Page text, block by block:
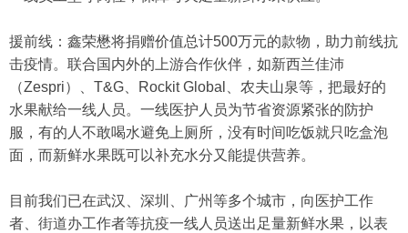
援前线：鑫荣懋将捐赠价值总计500万元的款物，助力前线抗
击疫情。联合国内外的上游合作伙伴，如新西兰佳沛
（Zespri）、T&G、Rockit Global、农夫山泉等，把最好的
水果献给一线人员。一线医护人员为节省资源紧张的防护
服，有的人不敢喝水避免上厕所，没有时间吃饭就只吃盒泡
面，而新鲜水果既可以补充水分又能提供营养。
目前我们已在武汉、深圳、广州等多个城市，向医护工作
者、街道办工作者等抗疫一线人员送出足量新鲜水果，以表